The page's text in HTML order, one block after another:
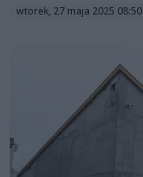
wtorek, 27 maja 2025 08:50